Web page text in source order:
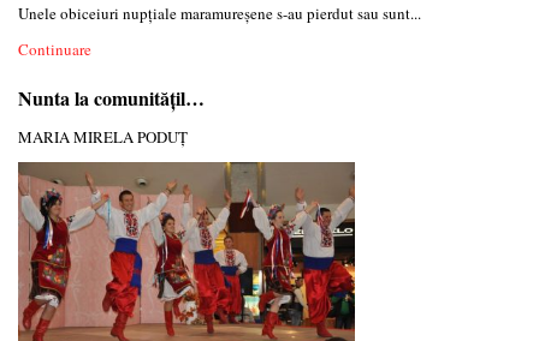
Unele obiceiuri nupţiale maramureşene s-au pierdut sau sunt...
Continuare
Nunta la comunităţil…
MARIA MIRELA PODUȚ